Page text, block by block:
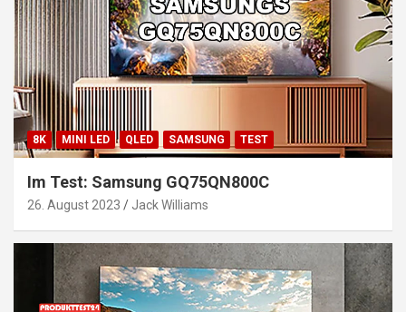
8K MINI LED QLED SAMSUNG TEST
Im Test: Samsung GQ75QN800C
26. August 2023 Jack Williams